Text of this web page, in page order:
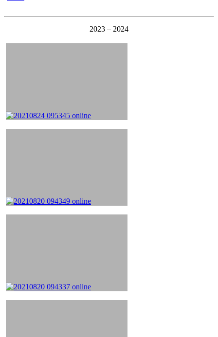
2023 – 2024